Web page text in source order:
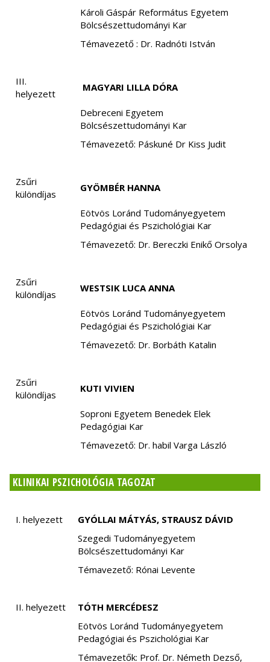
Károli Gáspár Református Egyetem
Bölcsészettudományi Kar
Témavezető : Dr. Radnóti István
III.
helyezett
MAGYARI LILLA DÓRA
Debreceni Egyetem
Bölcsészettudományi Kar
Témavezető: Páskuné Dr Kiss Judit
Zsűri
különdíjas
GYÖMBÉR HANNA
Eötvös Loránd Tudományegyetem
Pedagógiai és Pszichológiai Kar
Témavezető: Dr. Bereczki Enikő Orsolya
Zsűri
különdíjas
WESTSIK LUCA ANNA
Eötvös Loránd Tudományegyetem
Pedagógiai és Pszichológiai Kar
Témavezető: Dr. Borbáth Katalin
Zsűri
különdíjas
KUTI VIVIEN
Soproni Egyetem Benedek Elek
Pedagógiai Kar
Témavezető: Dr. habil Varga László
KLINIKAI PSZICHOLÓGIA TAGOZAT
I. helyezett
GYÓLLAI MÁTYÁS, STRAUSZ DÁVID
Szegedi Tudományegyetem
Bölcsészettudományi Kar
Témavezető: Rónai Levente
II. helyezett
TÓTH MERCÉDESZ
Eötvös Loránd Tudományegyetem
Pedagógiai és Pszichológiai Kar
Témavezetők: Prof. Dr. Németh Dezső,